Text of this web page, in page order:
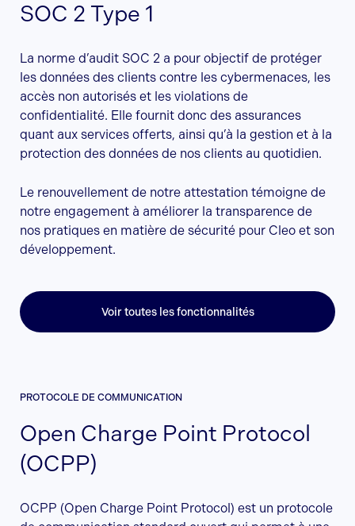
SOC 2 Type 1
La norme d’audit SOC 2 a pour objectif de protéger
les données des clients contre les cybermenaces, les
accès non autorisés et les violations de
confidentialité. Elle fournit donc des assurances
quant aux services offerts, ainsi qu’à la gestion et à la
protection des données de nos clients au quotidien.
Le renouvellement de notre attestation témoigne de
notre engagement à améliorer la transparence de
nos pratiques en matière de sécurité pour Cleo et son
développement.
Voir toutes les fonctionnalités
PROTOCOLE DE COMMUNICATION
Open Charge Point Protocol
(OCPP)
OCPP (Open Charge Point Protocol) est un protocole